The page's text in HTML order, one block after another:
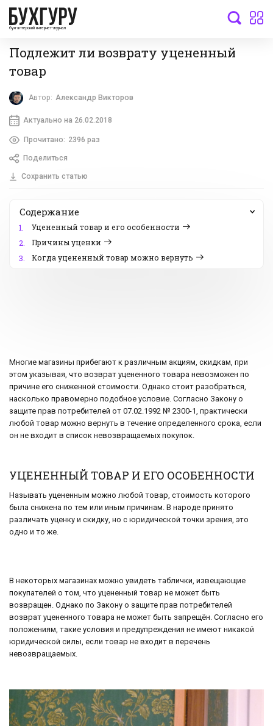
бухгалтерский интернет-журнал
Подлежит ли возврату уцененный
товар
Автор: Александр Викторов
Актуально на 26.02.2018
Прочитано: 2396 раз
Поделиться
Сохранить статью
Содержание
1.
Уцененный товар и его особенности
2.
Причины уценки
3.
Когда уцененный товар можно вернуть
Многие магазины прибегают к различным акциям, скидкам, при
этом указывая, что возврат уцененного товара невозможен по
причине его сниженной стоимости. Однако стоит разобраться,
насколько правомерно подобное условие. Согласно Закону о
защите прав потребителей от 07.02.1992 № 2300-1, практически
любой товар можно вернуть в течение определенного срока, если
он не входит в список невозвращаемых покупок.
УЦЕНЕННЫЙ ТОВАР И ЕГО ОСОБЕННОСТИ
Называть уцененным можно любой товар, стоимость которого
была снижена по тем или иным причинам. В народе принято
различать уценку и скидку, но с юридической точки зрения, это
одно и то же.
В некоторых магазинах можно увидеть таблички, извещающие
покупателей о том, что уцененный товар не может быть
возвращен. Однако по Закону о защите прав потребителей
возврат уцененного товара не может быть запрещён. Согласно его
положениям, такие условия и предупреждения не имеют никакой
юридической силы, если товар не входит в перечень
невозвращаемых.